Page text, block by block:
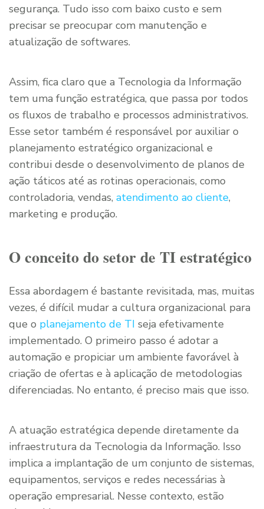
segurança. Tudo isso com baixo custo e sem
precisar se preocupar com manutenção e
atualização de softwares.
Assim, fica claro que a Tecnologia da Informação
tem uma função estratégica, que passa por todos
os fluxos de trabalho e processos administrativos.
Esse setor também é responsável por auxiliar o
planejamento estratégico organizacional e
contribui desde o desenvolvimento de planos de
ação táticos até as rotinas operacionais, como
controladoria, vendas, atendimento ao cliente,
marketing e produção.
O conceito do setor de TI estratégico
Essa abordagem é bastante revisitada, mas, muitas
vezes, é difícil mudar a cultura organizacional para
que o planejamento de TI seja efetivamente
implementado. O primeiro passo é adotar a
automação e propiciar um ambiente favorável à
criação de ofertas e à aplicação de metodologias
diferenciadas. No entanto, é preciso mais que isso.
A atuação estratégica depende diretamente da
infraestrutura da Tecnologia da Informação. Isso
implica a implantação de um conjunto de sistemas,
equipamentos, serviços e redes necessárias à
operação empresarial. Nesse contexto, estão